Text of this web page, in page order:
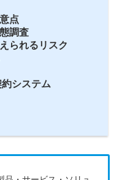
点
調査
られるリスク
システム